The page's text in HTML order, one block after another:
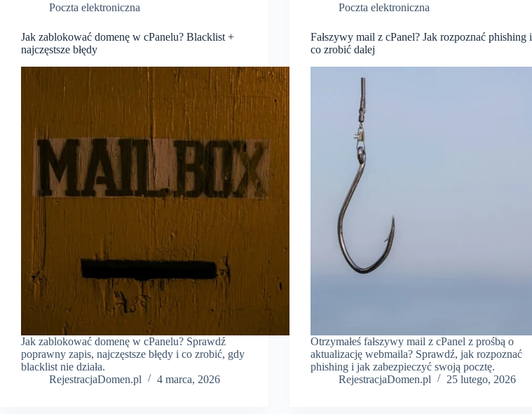
Poczta elektroniczna
Jak zablokować domenę w cPanelu? Blacklist +
najczęstsze błędy
Jak zablokować domenę w cPanelu? Sprawdź
poprawny zapis, najczęstsze błędy i co zrobić, gdy
blacklist nie działa.
RejestracjaDomen.pl
4 marca, 2026
Poczta elektroniczna
Fałszywy mail z cPanel? Jak rozpoznać phishing i
co zrobić dalej
Otrzymałeś fałszywy mail z cPanel z prośbą o
aktualizację webmaila? Sprawdź, jak rozpoznać
phishing i jak zabezpieczyć swoją pocztę.
RejestracjaDomen.pl
25 lutego, 2026